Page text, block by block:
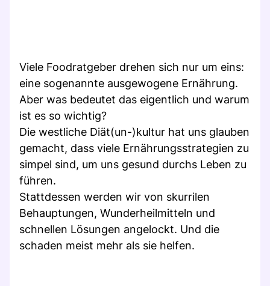
Viele Foodratgeber drehen sich nur um eins:
eine sogenannte ausgewogene Ernährung.
Aber was bedeutet das eigentlich und warum
ist es so wichtig?
Die westliche Diät(un-)kultur hat uns glauben
gemacht, dass viele Ernährungsstrategien zu
simpel sind, um uns gesund durchs Leben zu
führen.
Stattdessen werden wir von skurrilen
Behauptungen, Wunderheilmitteln und
schnellen Lösungen angelockt. Und die
schaden meist mehr als sie helfen.